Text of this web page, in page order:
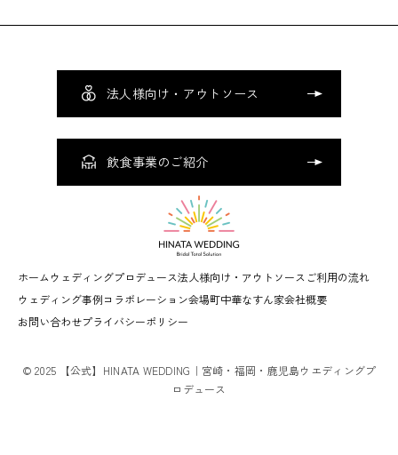
ホームウェディングプロデュース法人様向け・アウトソース ご利用の流れ
ウェディング事例コラボレーション会場町中華なすん家会社概要
お問い合わせプライバシーポリシー
© 2025 【公式】HINATA WEDDING｜宮崎・福岡・鹿児島ウエディングプ
ロデュース
法人様向け・アウトソース
飲食事業のご紹介